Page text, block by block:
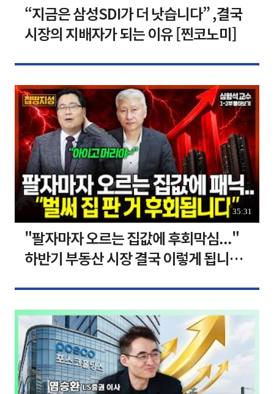
“지금은 삼성SDI가 더 낫습니다” ,결국
시장의 지배자가 되는 이유 [찐코노미]
35:31
"팔자마자 오르는 집값에 후회막심..."
하반기 부동산 시장 결국 이렇게 됩니다 I